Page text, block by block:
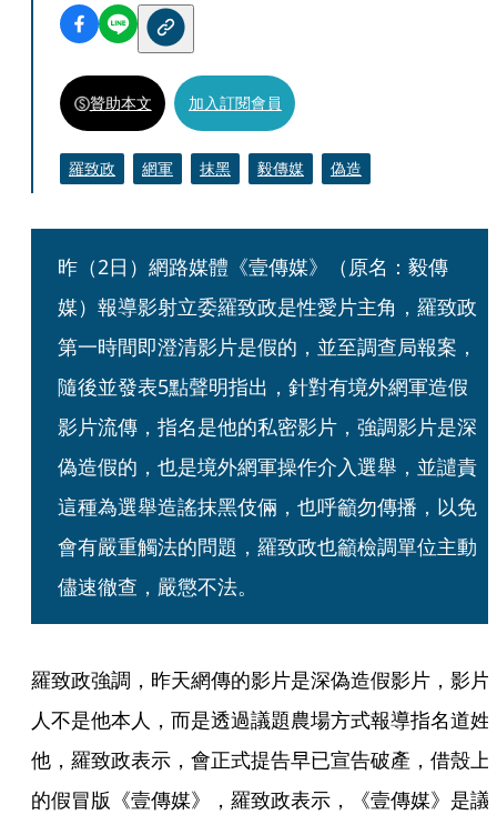
贊助本文 加入訂閱會員
羅致政 網軍 抹黑 毅傳媒 偽造
昨（2日）網路媒體《壹傳媒》（原名：毅傳
媒）報導影射立委羅致政是性愛片主角，羅致政
第一時間即澄清影片是假的，並至調查局報案，
隨後並發表5點聲明指出，針對有境外網軍造假
影片流傳，指名是他的私密影片，強調影片是深
偽造假的，也是境外網軍操作介入選舉，並譴責
這種為選舉造謠抹黑伎倆，也呼籲勿傳播，以免
會有嚴重觸法的問題，羅致政也籲檢調單位主動
儘速徹查，嚴懲不法。
羅致政強調，昨天網傳的影片是深偽造假影片，影片
人不是他本人，而是透過議題農場方式報導指名道姓
他，羅致政表示，會正式提告早已宣告破產，借殼上
的假冒版《壹傳媒》，羅致政表示，《壹傳媒》是議